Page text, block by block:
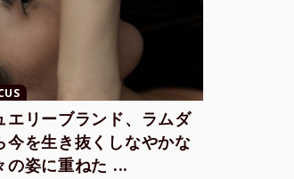
エリーブランド、ラムダ
今を生き抜くしなやかな
の姿に重ねた ...